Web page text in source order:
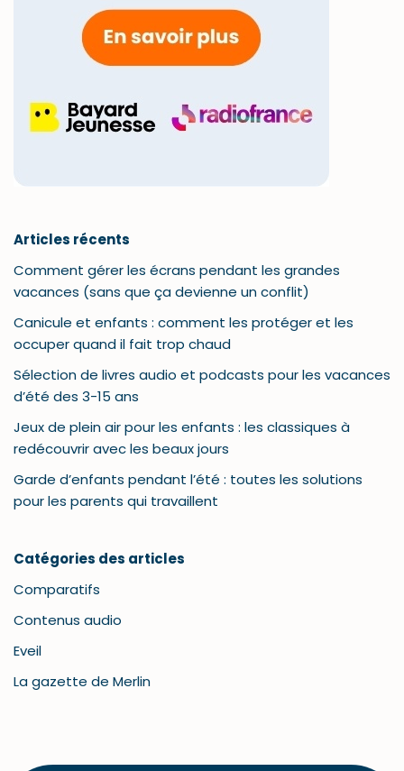
Articles récents
Comment gérer les écrans pendant les grandes
vacances (sans que ça devienne un conflit)
Canicule et enfants : comment les protéger et les
occuper quand il fait trop chaud
Sélection de livres audio et podcasts pour les vacances
d’été des 3-15 ans
Jeux de plein air pour les enfants : les classiques à
redécouvrir avec les beaux jours
Garde d’enfants pendant l’été : toutes les solutions
pour les parents qui travaillent
Catégories des articles
Comparatifs
Contenus audio
Eveil
La gazette de Merlin